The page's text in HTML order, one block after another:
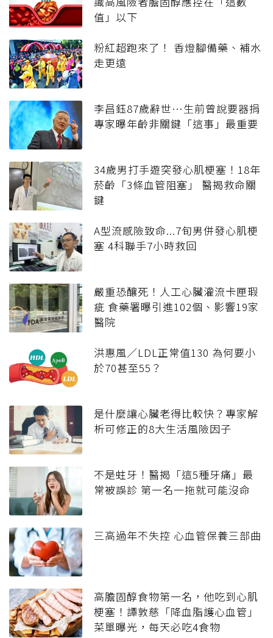
值」以下
粉紅超跑來了！ 香燈腳備藥、補水
走更遠
李昌鈺87歲辭世…生前曾說要器捐
專家曝年齡非關鍵「這事」最重要
34歲男打手遊突發心肌梗塞！18年
菸齡「3條血管阻塞」 醫揭救命關
鍵
A型流感險致命...7旬男併發心肌梗
塞 4科聯手7小時救回
嚴重恐釀死！人工心臟灌流卡匣瑕
疵 食藥署曝引進102個、影響19家
醫院
洪惠風／LDL正常值130 為何要小
於70甚至55？
是什麼讓心臟老得比較快？專家解
析可修正的8大生活風險因子
不是蛀牙！醫揭「這5種牙痛」最
常被誤診 第一名一拖就可能沒命
三高過年不失控 心血管保養三部曲
高膽固醇食物第一名，他吃到心肌
梗塞！譚敦慈「降血脂護心血管」
菜單曝光，每天必吃4食物